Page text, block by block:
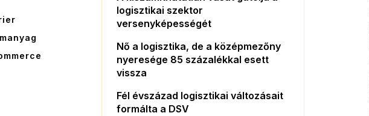
logisztikai szektor
versenyképességét
Nő a logisztika, de a középmezőny
nyeresége 85 százalékkal esett
vissza
Fél évszázad logisztikai változásait
formálta a DSV